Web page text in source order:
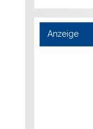
Anzeige